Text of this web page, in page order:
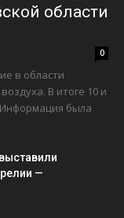
области
0
в области
В итоге 10 и
Информация была
—